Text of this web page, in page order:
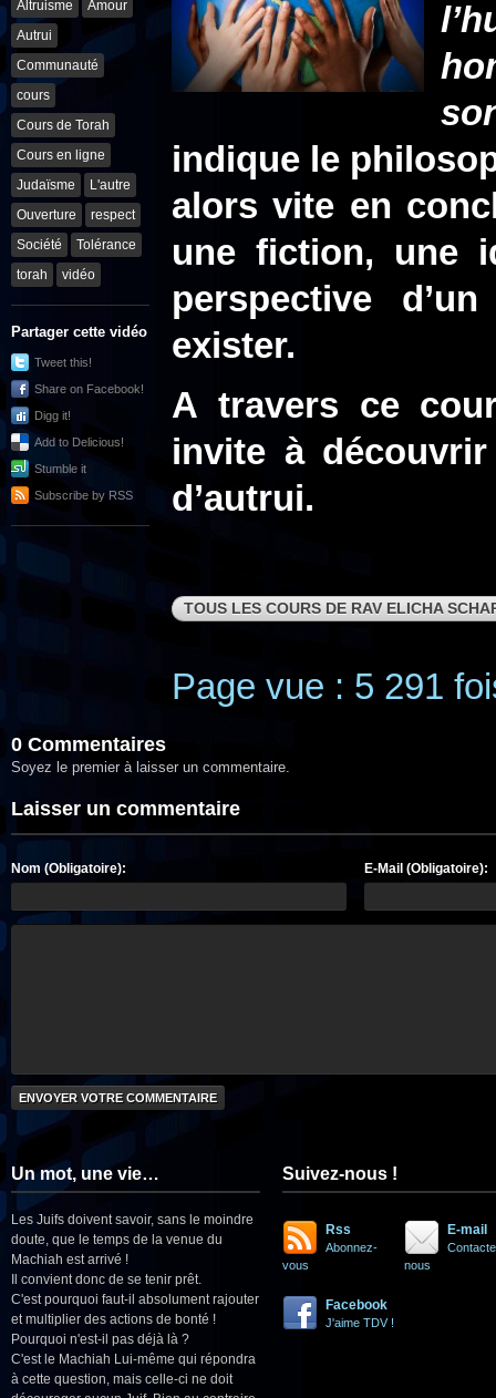
Altruisme
Amour
Autrui
Communauté
cours
Cours de Torah
Cours en ligne
Judaïsme
L'autre
Ouverture
respect
Société
Tolérance
torah
vidéo
Partager cette vidéo
Tweet this!
Share on Facebook!
Digg it!
Add to Delicious!
Stumble it
Subscribe by RSS
indique le
alors vite en
une fiction, une
perspective
exister.
A travers ce
invite à
d’autrui.
TOUS LES COURS DE RAV ELICHA
Page vue : 5 291
0 Commentaires
Soyez le premier à laisser un commentaire.
Laisser un commentaire
Nom (Obligatoire): E-Mail (Obligatoire):
Un mot, une vie…
Les Juifs doivent savoir, sans le moindre
doute, que le temps de la venue du
Machiah est arrivé !
Il convient donc de se tenir prêt.
C'est pourquoi faut-il absolument rajouter
et multiplier des actions de bonté !
Pourquoi n'est-il pas déjà là ?
C'est le Machiah Lui-même qui répondra
à cette question, mais celle-ci ne doit
Suivez-nous !
Rss
Abonnez-
vous
E-mail
nous
Facebook
J'aime TDV !